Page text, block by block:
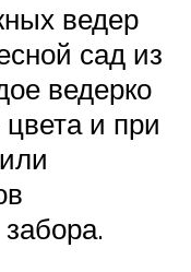
ведер
сад из
ведерко
и при